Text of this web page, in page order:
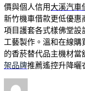
價與個人信用 大溪汽車
新竹機車借款更低優惠
項目護套各式樣佛堂設
工藝製作。溫和在線購
的香菸替代品主機材當
架品牌推薦遙控升降曬